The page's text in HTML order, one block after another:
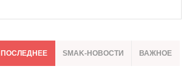
ПОСЛЕДНЕЕ SMAK-НОВОСТИ ВАЖНОЕ